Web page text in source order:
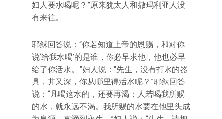
妇人要水喝呢？”原来犹太人和撒玛利亚人没
有来往。
耶稣回答说：“你若知道上帝的恩赐，和对你
说‘给我水喝’的是谁，你必早求他，他也必早
给了你活水。”妇人说：“先生，没有打水的器
具，井又深，你从哪里得活水呢？”耶稣回答
说：“凡喝这水的，还要再渴；人若喝我所赐
的水，就永远不渴。我所赐的水要在他里头成